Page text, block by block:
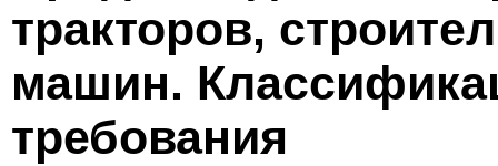
тракторов,
машин.
требования